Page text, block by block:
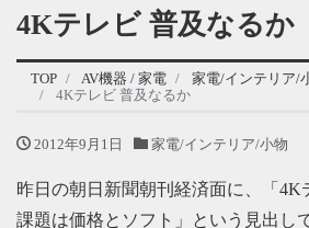
4Kテレビ 普及なるか
TOP AV機器 / 家電
家電/インテリア/
4Kテレビ 普及なるか
2012年9月1日 家電/インテリア/小物
昨日の朝日新聞朝刊経済面に、「
課題は価格とソフト」という見出し